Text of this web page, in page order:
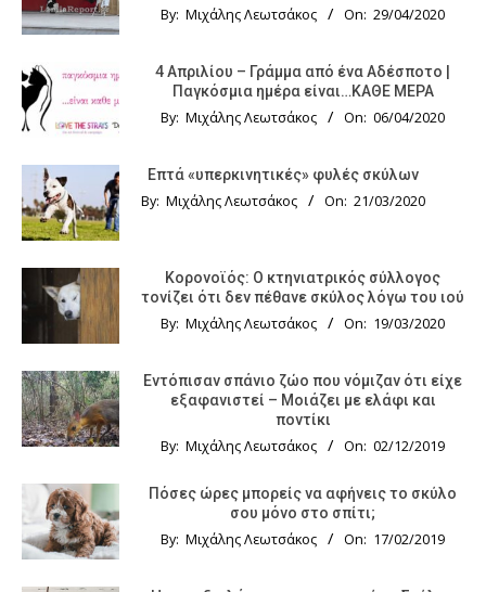
By: Μιχάλης Λεωτσάκος On: 29/04/2020
4 Απριλίου – Γράμμα από ένα Αδέσποτο |
Παγκόσμια ημέρα είναι…ΚΑΘΕ ΜΕΡΑ
By: Μιχάλης Λεωτσάκος On: 06/04/2020
Επτά «υπερκινητικές» φυλές σκύλων
By: Μιχάλης Λεωτσάκος On: 21/03/2020
Κορονοϊός: Ο κτηνιατρικός σύλλογος
τονίζει ότι δεν πέθανε σκύλος λόγω του ιού
By: Μιχάλης Λεωτσάκος On: 19/03/2020
Εντόπισαν σπάνιο ζώο που νόμιζαν ότι είχε
εξαφανιστεί – Μοιάζει με ελάφι και
ποντίκι
By: Μιχάλης Λεωτσάκος On: 02/12/2019
Πόσες ώρες μπορείς να αφήνεις το σκύλο
σου μόνο στο σπίτι;
By: Μιχάλης Λεωτσάκος On: 17/02/2019